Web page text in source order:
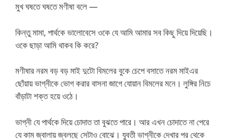
মুখ ঘষতে ঘষতে মণীষা বলে —
কিন্তু মামা, পার্থকে ভালোবেসে ওকে যে আমি আমার সব কিছু দিয়ে দিয়েছি।
ওকে ছাড়া আমি থাকব কি করে?
মণীষার নরম বড় বড় মাই দুটো বিমলের বুকে চেপে বসাতে নরম মাইএর
ছোঁয়ায় ভাগ্নীকে ভোগ করার বাসনা জাগে যোয়ান বিমলের মনে। লুঙ্গির নিচে
বাঁড়াটা শক্ত হয়ে ওঠে।
ভাগ্নী যে পার্থকে দিয়ে চোদাত তা বুঝতে পারে। আর এখন চোদাতে না পেরে
যে কাম জ্বালায় জ্বলছে সেটাও বোঝে। যুবতী ভাগ্নীকে দেখার পর থেকে